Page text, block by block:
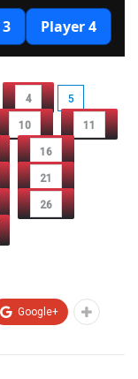
4 5
10 11
16
21
26
Google+